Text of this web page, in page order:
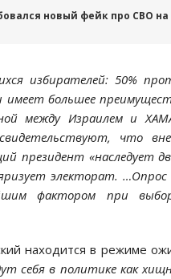
новый фейк про СВО на
избирателей: 50%
имеет большее
между Израилем и
что
президент «наследует
электорат.
фактором при
находится в режиме
себя в политике как